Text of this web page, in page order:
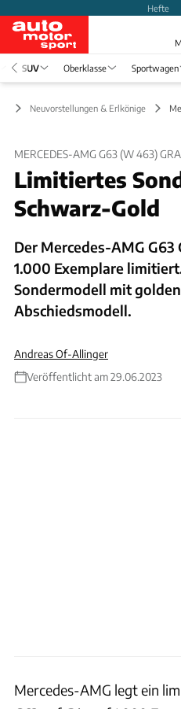
Hefte
SUV Oberklasse Sportwagen
Neuvorstellungen & Erlkönige
MERCEDES-AMG G63 (W 463)
Limitiertes
Schwarz-Gold
Der Mercedes-AMG
1.000 Exemplare
Sondermodell mit
Abschiedsmodell.
Andreas Of-Allinger
Veröffentlicht am 29.06.2023
Mercedes-AMG legt ein